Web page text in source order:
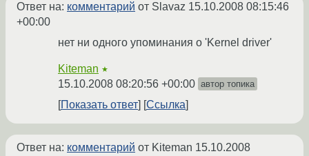
Ответ на: комментарий от Slavaz 15.10.2008 08:15:46
+00:00
нет ни одного упоминания о 'Kernel driver'
Kiteman ★
15.10.2008 08:20:56 +00:00 автор топика
Показать ответ Ссылка
Ответ на: комментарий от Kiteman 15.10.2008